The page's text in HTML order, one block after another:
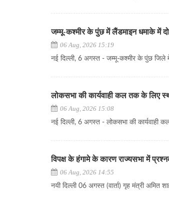
जम्मू-कश्मीर के पुंछ में लैंडमाइन धमाके में
06 Aug, 2026 15:19
नई दिल्ली, 6 अगस्त - जम्मू-कश्मीर के पुंछ जिले
लोकसभा की कार्यवाही कल तक के लिए
06 Aug, 2026 15:08
नई दिल्ली, 6 अगस्त - लोकसभा की कार्यवाही
विपक्ष के हंगामे के कारण राज्यसभा में
06 Aug, 2026 14:55
नयी दिल्ली 06 अगस्त (वार्ता) गृह मंत्री अमित